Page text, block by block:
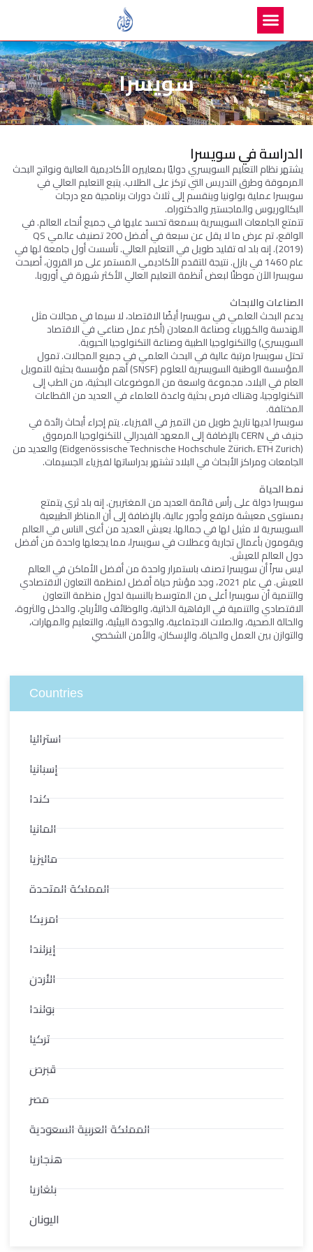
سويسرا
الدراسة في سويسرا
يشتهر نظام التعليم السويسري دوليًا بمعاييره الأكاديمية العالية ونواتج البحث
المرموقة وطرق التدريس التي تركز على الطلاب. يتبع التعليم العالي في
سويسرا عملية بولونيا وينقسم إلى ثلاث دورات برنامجية مع درجات
البكالوريوس والماجستير والدكتوراه.
تتمتع الجامعات السويسرية بسمعة تحسد عليها في جميع أنحاء العالم. في
الواقع، تم عرض ما لا يقل عن سبعة في أفضل 200 تصنيف عالمي QS
(2019). إنه بلد له تقليد طويل في التعليم العالي. تأسست أول جامعة لها في
عام 1460 في بازل. نتيجة للتقدم الأكاديمي المستمر على مر القرون، أصبحت
سويسرا الآن موطنًا لبعض أنظمة التعليم العالي الأكثر شهرة في أوروبا.
الصناعات والابحاث
يدعم البحث العلمي في سويسرا أيضًا الاقتصاد، لا سيما في مجالات مثل
الهندسة والكهرباء وصناعة المعادن (أكبر عمل صناعي في الاقتصاد
السويسري) والتكنولوجيا الطبية وصناعة التكنولوجيا الحيوية.
تحتل سويسرا مرتبة عالية في البحث العلمي في جميع المجالات. تمول
المؤسسة الوطنية السويسرية للعلوم (SNSF) أهم مؤسسة بحثية للتمويل
العام في البلاد، مجموعة واسعة من الموضوعات البحثية، من الطب إلى
التكنولوجيا، وهناك فرص بحثية واعدة للعلماء في العديد من القطاعات
المختلفة.
سويسرا لديها تاريخ طويل من التميز في الفيزياء. يتم إجراء أبحاث رائدة في
جنيف في CERN بالإضافة إلى المعهد الفيدرالي للتكنولوجيا المرموق
(Eidgenössische Technische Hochschule Zürich، ETH Zurich) والعديد من
الجامعات ومراكز الأبحاث في البلاد تشتهر بدراساتها لفيزياء الجسيمات.
نمط الحياة
سويسرا دولة على رأس قائمة العديد من المغتربين. إنه بلد ثري يتمتع
بمستوى معيشة مرتفع وأجور عالية، بالإضافة إلى أن المناظر الطبيعية
السويسرية لا مثيل لها في جمالها. يعيش العديد من أغنى الناس في العالم
ويقومون بأعمال تجارية وعطلات في سويسرا، مما يجعلها واحدة من أفضل
دول العالم للعيش.
ليس سراً أن سويسرا تصنف باستمرار واحدة من أفضل الأماكن في العالم
للعيش. في عام 2021، وجد مؤشر حياة أفضل لمنظمة التعاون الاقتصادي
والتنمية أن سويسرا أعلى من المتوسط بالنسبة لدول منظمة التعاون
الاقتصادي والتنمية في الرفاهية الذاتية، والوظائف والأرباح، والدخل والثروة،
والحالة الصحية، والصلات الاجتماعية، والجودة البيئية، والتعليم والمهارات،
والتوازن بين العمل والحياة، والإسكان، والأمن الشخصي
Countries
استراليا
إسبانيا
كندا
المانيا
ماليزيا
المملكة المتحدة
امريكا
إيرلندا
الأردن
بولندا
تركيا
قبرص
مصر
المملكة العربية السعودية
هنجاريا
بلغاريا
اليونان